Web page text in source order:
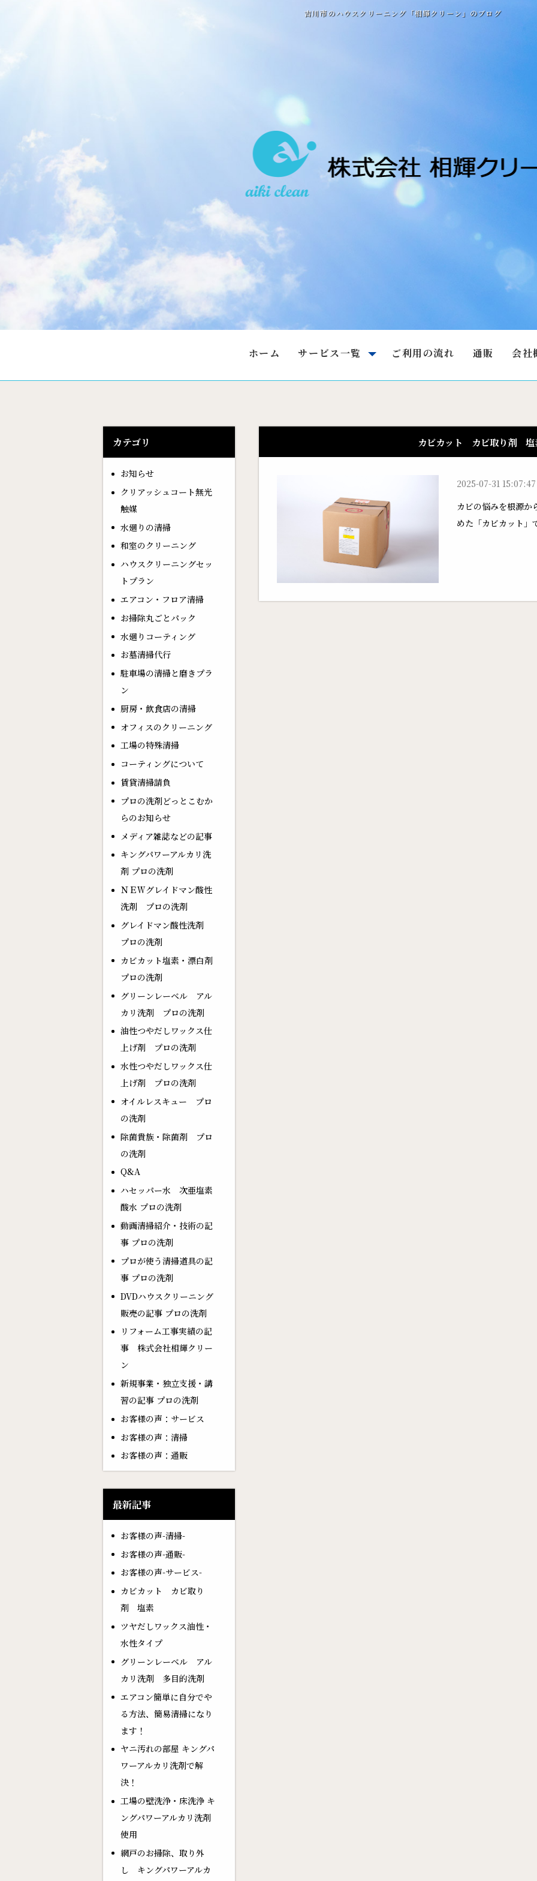
吉川市のハウスクリーニング「相輝クリーン」のブログ
ホーム サービス一覧 ご利用の流れ 通販 会社
カテゴリ
お知らせ
クリアッシュコート無光
触媒
水廻りの清掃
和室のクリーニング
ハウスクリーニングセッ
トプラン
エアコン・フロア清掃
お掃除丸ごとパック
水廻りコーティング
お墓清掃代行
駐車場の清掃と磨きプラ
ン
厨房・飲食店の清掃
オフィスのクリーニング
工場の特殊清掃
コーティングについて
賃貸清掃請負
プロの洗剤どっとこむか
らのお知らせ
メディア雑誌などの記事
キングパワーアルカリ洗
剤 プロの洗剤
ＮＥＷグレイドマン酸性
洗剤 プロの洗剤
グレイドマン酸性洗剤
プロの洗剤
カビカット塩素・漂白剤
プロの洗剤
グリーンレーベル アル
カリ洗剤 プロの洗剤
油性つやだしワックス仕
上げ剤 プロの洗剤
水性つやだしワックス仕
上げ剤 プロの洗剤
オイルレスキュー プロ
の洗剤
除菌貴族・除菌剤 プロ
の洗剤
Q&A
ハセッパー水 次亜塩素
酸水 プロの洗剤
動画清掃紹介・技術の記
事 プロの洗剤
プロが使う清掃道具の記
事 プロの洗剤
DVDハウスクリーニング
販売の記事 プロの洗剤
リフォーム工事実績の記
事 株式会社相輝クリー
ン
新規事業・独立支援・講
習の記事 プロの洗剤
お客様の声：サービス
お客様の声：清掃
お客様の声：通販
最新記事
お客様の声-清掃-
お客様の声-通販-
お客様の声-サービス-
カビカット カビ取り
剤 塩素
ツヤだしワックス油性・
水性タイプ
グリーンレーベル アル
カリ洗剤 多目的洗剤
エアコン簡単に自分でや
る方法、簡易清掃になり
ます！
ヤニ汚れの部屋 キングパ
ワーアルカリ洗剤で解
決！
工場の壁洗浄・床洗浄 キ
ングパワーアルカリ洗剤
使用
網戸のお掃除、取り外
し キングパワーアルカ
カビカット カビ取り剤 塩
2025-07-31 15:07:47
カビの悩みを根源か
めた「カビカット」